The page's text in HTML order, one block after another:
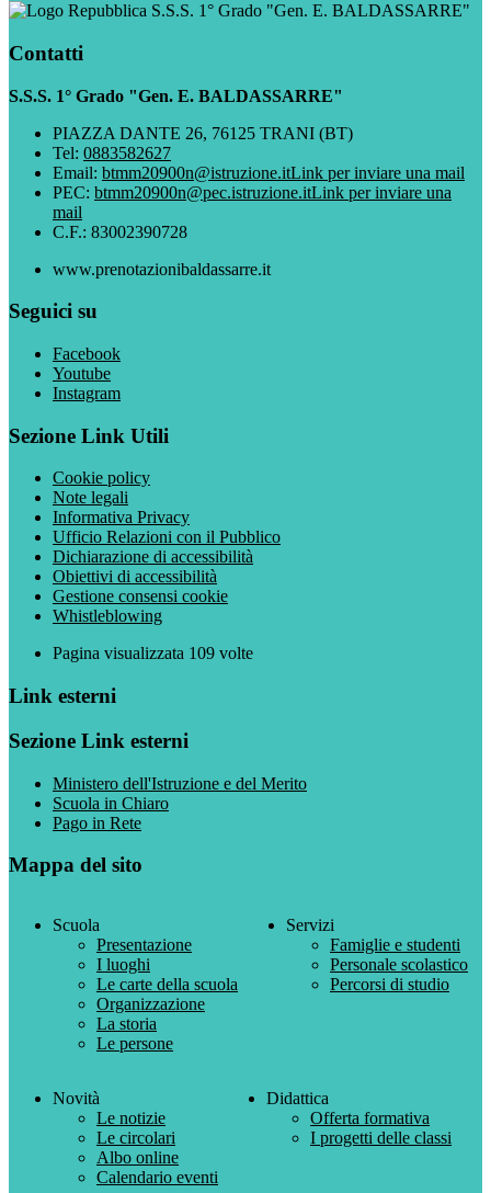
S.S.S. 1° Grado "Gen. E. BALDASSARRE"
Contatti
S.S.S. 1° Grado "Gen. E. BALDASSARRE"
PIAZZA DANTE 26, 76125 TRANI (BT)
Tel: 0883582627
Email: btmm20900n@istruzione.itLink per inviare una mail
PEC: btmm20900n@pec.istruzione.itLink per inviare una
mail
C.F.: 83002390728
www.prenotazionibaldassarre.it
Seguici su
Facebook
Youtube
Instagram
Sezione Link Utili
Cookie policy
Note legali
Informativa Privacy
Ufficio Relazioni con il Pubblico
Dichiarazione di accessibilità
Obiettivi di accessibilità
Gestione consensi cookie
Whistleblowing
Pagina visualizzata 109 volte
Link esterni
Sezione Link esterni
Ministero dell'Istruzione e del Merito
Scuola in Chiaro
Pago in Rete
Mappa del sito
Scuola
Presentazione
I luoghi
Le carte della scuola
Organizzazione
La storia
Le persone
Servizi
Famiglie e studenti
Personale scolastico
Percorsi di studio
Novità
Le notizie
Le circolari
Albo online
Calendario eventi
Didattica
Offerta formativa
I progetti delle classi